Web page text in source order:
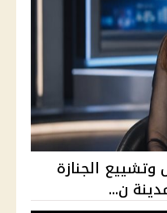
وتشييع الجنازة
ن...